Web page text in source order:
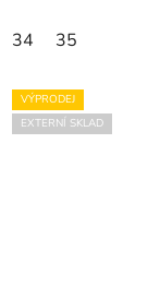
34 35
VÝPRODEJ
EXTERNÍ SKLAD